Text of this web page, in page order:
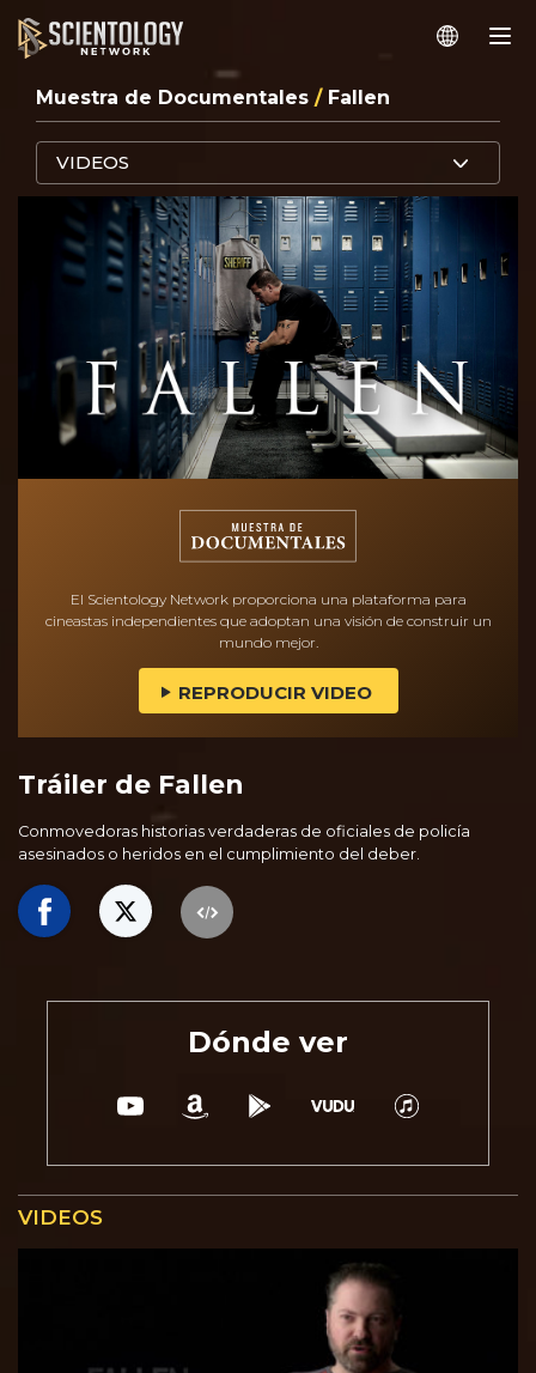
Muestra de Documentales / Fallen
VIDEOS
El Scientology Network proporciona una plataforma para
cineastas independientes que adoptan una visión de construir un
mundo mejor.
REPRODUCIR VIDEO
Tráiler de Fallen
Conmovedoras historias verdaderas de oficiales de policía
asesinados o heridos en el cumplimiento del deber.
Dónde ver
VIDEOS